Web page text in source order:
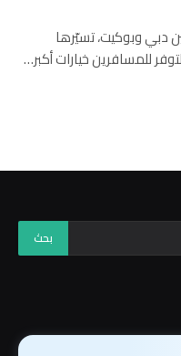
دبي وبوكيت، تسيّرها